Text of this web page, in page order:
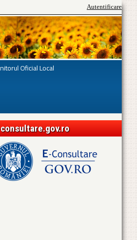
Autentificare
Oficial Local